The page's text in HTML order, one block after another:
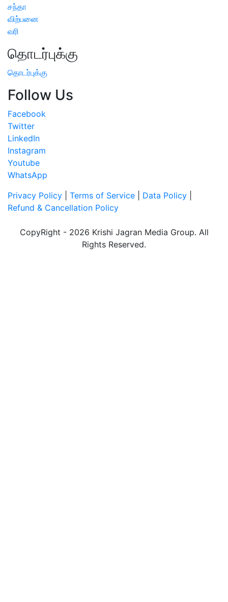
சந்தா
விற்பனை
வரி
தொடர்புக்கு
தொடர்புக்கு
Follow Us
Facebook
Twitter
LinkedIn
Instagram
Youtube
WhatsApp
Privacy Policy
Terms of Service Data Policy
Refund & Cancellation Policy
CopyRight - 2026 Krishi Jagran Media Group. All
Rights Reserved.